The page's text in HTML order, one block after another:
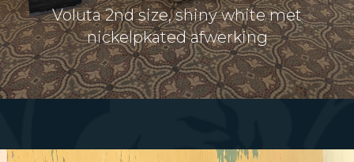
Voluta 2nd size, shiny white met
nickelpkated afwerking